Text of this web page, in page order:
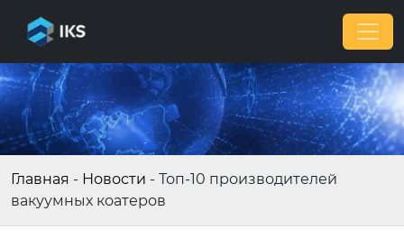
Главная - Новости - Топ-10 производителей
вакуумных коатеров